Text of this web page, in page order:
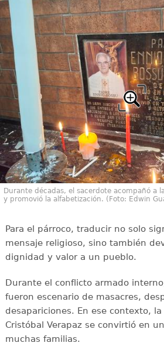
Durante décadas, el sacerdote acompañó a
y promovió la alfabetización. (Foto: Edwin
Para el párroco, traducir no solo
mensaje religioso, sino también
dignidad y valor a un pueblo.
Durante el conflicto armado
fueron escenario de masacres,
desapariciones. En ese contexto,
Cristóbal Verapaz se convirtió en
muchas familias.